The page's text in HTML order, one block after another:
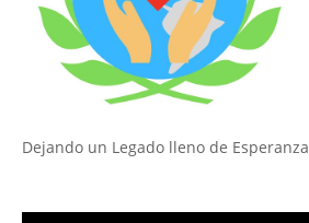
Dejando un Legado lleno de Esperanza